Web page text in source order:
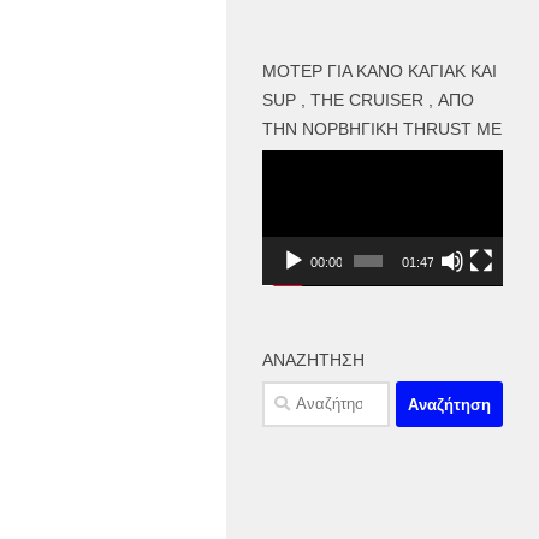
ΜΟΤΕΡ ΓΙΑ ΚΑΝΌ ΚΑΓΙΑΚ ΚΑΙ
SUP , THE CRUISER , ΑΠΌ
ΤΗΝ ΝΟΡΒΗΓΙΚΉ THRUST ME
00:00 01:47
ΑΝΑΖΉΤΗΣΗ
Αναζήτηση
για: